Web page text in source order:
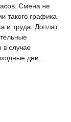
Смена не
такого графика
и труда. Доплат
в случае
дни.